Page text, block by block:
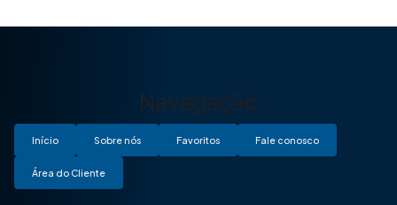
Navegação
Início Sobre nós Favoritos Fale conosco
Área do Cliente